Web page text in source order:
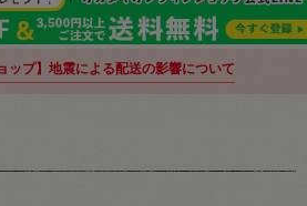
ップ】地震による配送の影響について